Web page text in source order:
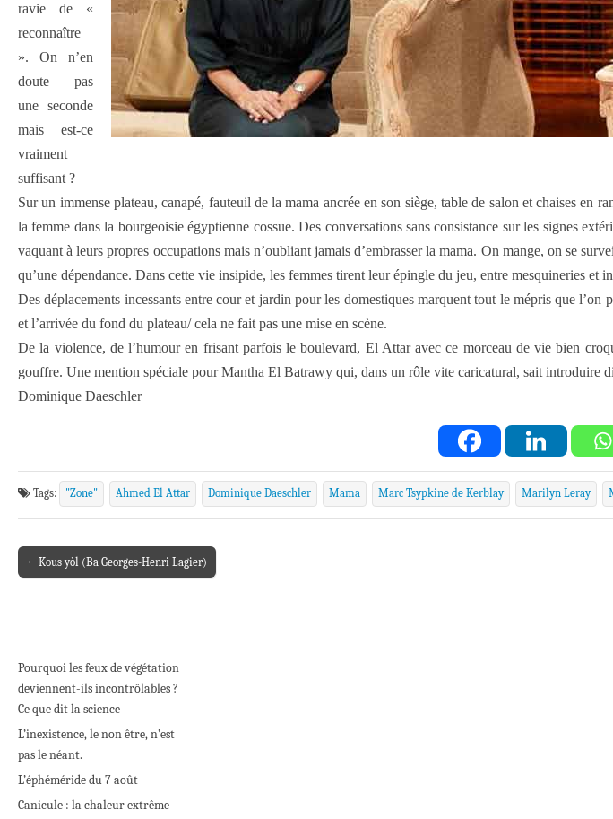
ravie de «
reconnaître
». On n’en
doute pas
une seconde
mais est-ce
vraiment
suffisant ?
Sur un immense plateau, canapé, fauteuil de la mama ancrée en son siège, table de salon et chaises en
la femme dans la bourgeoisie égyptienne cossue. Des conversations sans consistance sur les signes
vaquant à leurs propres occupations mais n’oubliant jamais d’embrasser la mama. On mange, on se
qu’une dépendance. Dans cette vie insipide, les femmes tirent leur épingle du jeu, entre mesquineries et
Des déplacements incessants entre cour et jardin pour les domestiques marquent tout le mépris que
et l’arrivée du fond du plateau/ cela ne fait pas une mise en scène.
De la violence, de l’humour en frisant parfois le boulevard, El Attar avec ce morceau de vie bien
gouffre. Une mention spéciale pour Mantha El Batrawy qui, dans un rôle vite caricatural, sait introduire
Dominique Daeschler
Tags: "Zone" Ahmed El Attar Dominique Daeschler Mama Marc Tsypkine de Kerblay Marilyn Leray
Post navigation
← Kous yòl (Ba Georges-Henri Lagier)
Pourquoi les feux de végétation
deviennent-ils incontrôlables ?
Ce que dit la science
L’inexistence, le non être, n’est
pas le néant.
L’éphéméride du 7 août
Canicule : la chaleur extrême